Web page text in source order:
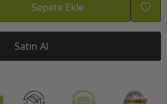
Sepete Ekle
Satın Al